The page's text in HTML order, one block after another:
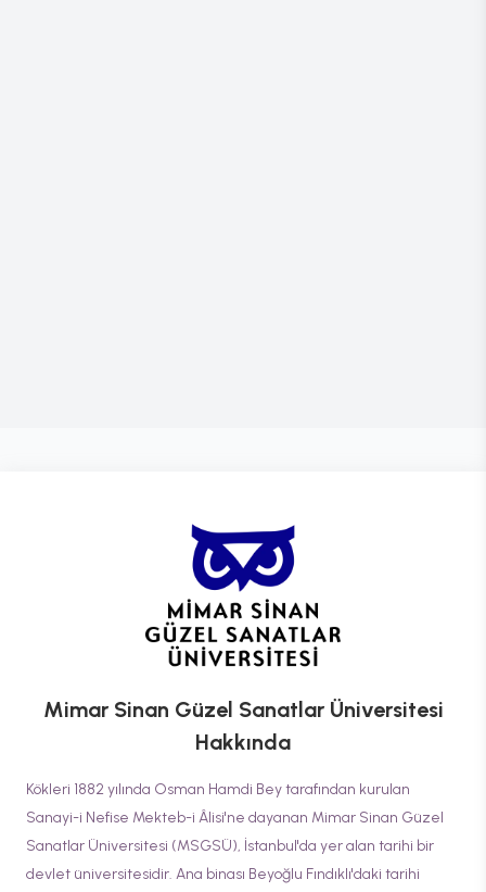
Mimar Sinan Güzel Sanatlar Üniversitesi
Hakkında
Kökleri 1882 yılında Osman Hamdi Bey tarafından kurulan
Sanayi-i Nefise Mekteb-i Âlisi'ne dayanan Mimar Sinan Güzel
Sanatlar Üniversitesi (MSGSÜ), İstanbul'da yer alan tarihi bir
devlet üniversitesidir. Ana binası Beyoğlu Fındıklı'daki tarihi